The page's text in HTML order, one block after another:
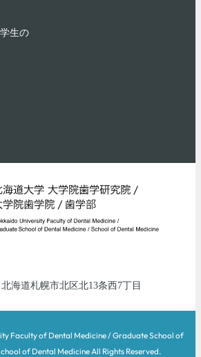
⽣の
北海道札幌市北区北13条西7丁目
Faculty of Dental Medicine / Graduate School of
of Dental Medicine All Rights Reserved.